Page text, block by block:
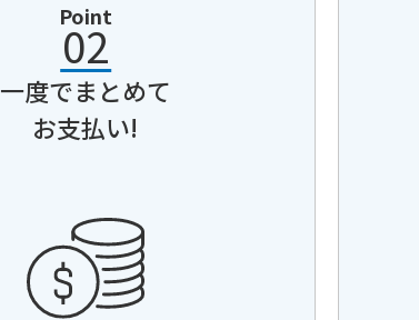
Point
02
一度でまとめて
お支払い!